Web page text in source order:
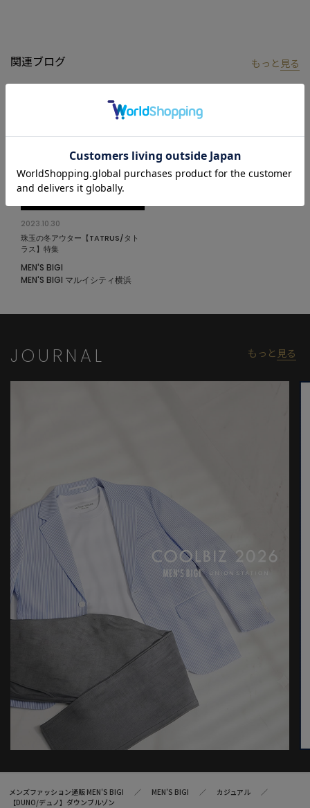
デニムやチノパン、イージーパンツとも相性抜群。
羽織っても、フルクローズ着用してもサマになります。
これ一つあれば、ビジネスからカジュアルまで万能に着こなせま
洗練された上品な「ベージュ」
落ち着きのある柔らかな「カーキ」
【サイズ表記に関して】
商品タグにはサイズ部分に数字が表記されています。
02は46(M)サイズ、03は48(L)サイズを表します。
イズ：03（L）
※照明・光の加減、PCやスマートフォンなどの環境により、製品
と画像のカラーの見え方が異なる場合がございます。
※画像はサンプルのため、色味やサイズ等の仕様が変更になる場
関連ブログ もっと 見る
2023.10.30
珠玉の冬アウター【TATRUS/タト
ラス】特集
MEN'S BIGI
MEN'S BIGI マルイシティ横浜
JOURNAL もっと 見る
メンズファッション通販 MEN'S BIGI MEN’S BIGI
カジュアル
【DUNO/デュノ】ダウンブルゾン